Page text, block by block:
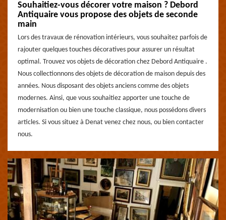
Souhaitiez-vous décorer votre maison ? Debord
Antiquaire vous propose des objets de seconde
main
Lors des travaux de rénovation intérieurs, vous souhaitez parfois de
rajouter quelques touches décoratives pour assurer un résultat
optimal. Trouvez vos objets de décoration chez Debord Antiquaire .
Nous collectionnons des objets de décoration de maison depuis des
années. Nous disposant des objets anciens comme des objets
modernes. Ainsi, que vous souhaitiez apporter une touche de
modernisation ou bien une touche classique, nous possédons divers
articles. Si vous situez à Denat venez chez nous, ou bien contacter
nous.